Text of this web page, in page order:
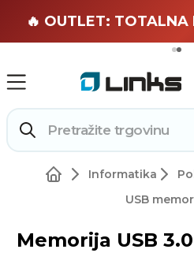
🏄
🔥 OUTLET:
Informatika
USB
Memorija USB